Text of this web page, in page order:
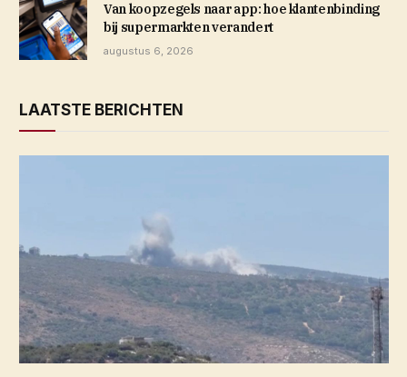
Van koopzegels naar app: hoe klantenbinding
bij supermarkten verandert
augustus 6, 2026
LAATSTE BERICHTEN